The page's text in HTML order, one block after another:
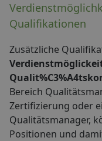
Qualifikationen
Zusätzliche
Bereich
Zertifizierung oder
Qualitätsmanager,
Positionen und